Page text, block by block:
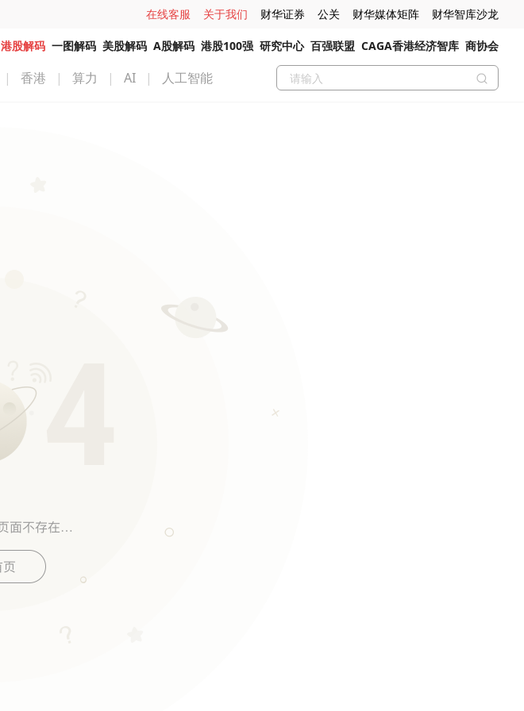
在线客服 关于我们 财华证券 公关 财华媒体矩阵 财华智库沙龙
港股解码 一图解码 美股解码 A股解码 港股100强 研究中心 百强联盟 CAGA香港经济智库 商协会
| 香港 | 算力 | AI | 人工智能